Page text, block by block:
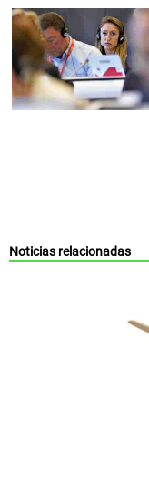
Noticias relacionadas